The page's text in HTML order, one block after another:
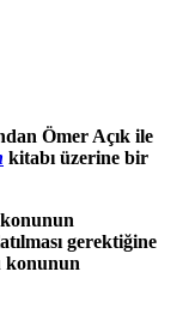
Ömer Açık ile
kitabı üzerine bir
gerektiğine
konunun